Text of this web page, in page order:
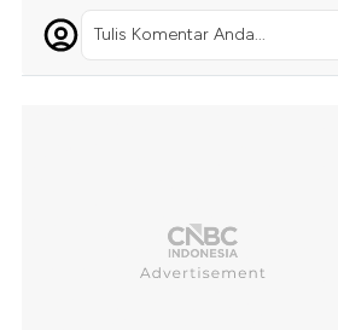
Tulis Komentar Anda...